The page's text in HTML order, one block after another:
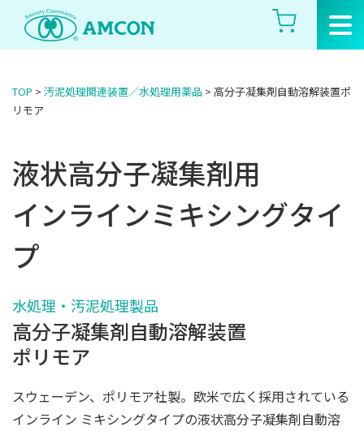
Skip
the
TOP > 汚泥処理関連装置／水処理用薬品 > 高分子凝集剤自動溶解装置ポ
リモア
液状高分子凝集剤用
インラインミキシングタイ
プ
水処理・汚泥処理製品
高分子凝集剤自動溶解装置
ポリモア
スウェーデン、ポリモア社製。欧米で広く採用されている
インライン ミキシングタイプの液状高分子凝集剤自動溶